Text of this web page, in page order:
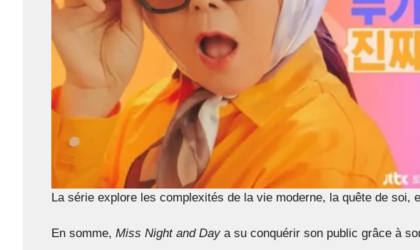
La série explore les complexités de la vie moderne, la quête de
En somme, Miss Night and Daya su conquérir son public grâce à